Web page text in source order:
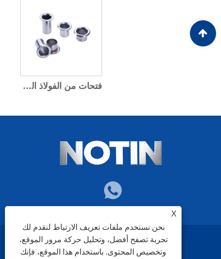
فتحات من الفولاذ المقاوم للصدأ للقماش
X
نحن نستخدم ملفات تعريف الارتباط لنقدم لك
تجربة تصفح أفضل، وتحليل حركة مرور الموقع،
وتخصيص المحتوى. باستخدام هذا الموقع، فإنك
Links Sitemap RSS XML سياسة الخصوصية